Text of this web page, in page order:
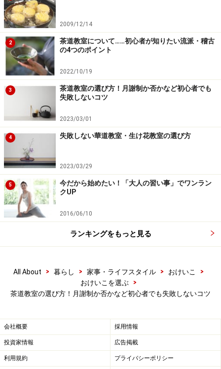
OR
「将来、指導する立場になりたい！」
とりあえず、お茶の世界に触れてみたいのか、ゆくゆく
はお茶の先生としてひとりだちを考えているのか、茶道
を習う目的がハッキリしていると、教室の趣向や先生の
教え方をスムーズに比較することができます。
お稽古のペースはどうか、自分の目指すコースがある
か、ほかの生徒さんたちはどのように資格を取っている
か、先生の指導は細かくて厳しいorゆったりしている
か、などが教室選びの目安になります。
■「習い方」を基準に選ぶ場合
・アナタはどちらのタイプ？
「仲間と一緒に楽しく習いたい！」
複数の生徒さんたちと一緒に教わるのか、個人指導によ
り集中的に教わるのか、希望のスタイルがあればそれを
優先させるのもアリ。前者は、道具や資格のことなどを
先生とパーソナルな関係を築きやすくなるなど、それぞ
れにメリットがあります。
2009/12/14
2
茶道教室について……初心者が知りたい流派・稽古
の4つのポイント
2022/10/19
3
茶道教室の選び方！月謝制か否かなど初心者でも
失敗しないコツ
2023/03/01
4 失敗しない華道教室・生け花教室の選び方
2023/03/29
5
今だから始めたい！「大人の習い事」でワンラン
クUP
2016/06/10
ランキングをもっと見る
All About > 暮らし > 家事・ライフスタイル > おけいこ
>
おけいこを選ぶ
>
茶道教室の選び方！月謝制か否かなど初心者でも失敗しないコツ
会社概要 採用情報
投資家情報 広告掲載
利用規約 プライバシーポリシー